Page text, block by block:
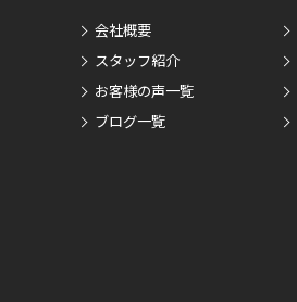
会社概要
スタッフ紹介
お客様の声一覧
ブログ一覧